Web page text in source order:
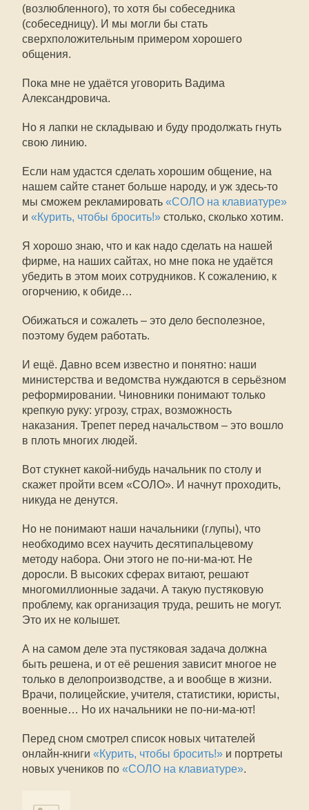
(возлюбленного), то хотя бы собеседника
(собеседницу). И мы могли бы стать
сверхположительным примером хорошего
общения.
Пока мне не удаётся уговорить Вадима
Александровича.
Но я лапки не складываю и буду продолжать гнуть
свою линию.
Если нам удастся сделать хорошим общение, на
нашем сайте станет больше народу, и уж здесь-то
мы сможем рекламировать «СОЛО на клавиатуре»
и «Курить, чтобы бросить!» столько, сколько хотим.
Я хорошо знаю, что и как надо сделать на нашей
фирме, на наших сайтах, но мне пока не удаётся
убедить в этом моих сотрудников. К сожалению, к
огорчению, к обиде…
Обижаться и сожалеть – это дело бесполезное,
поэтому будем работать.
И ещё. Давно всем известно и понятно: наши
министерства и ведомства нуждаются в серьёзном
реформировании. Чиновники понимают только
крепкую руку: угрозу, страх, возможность
наказания. Трепет перед начальством – это вошло
в плоть многих людей.
Вот стукнет какой-нибудь начальник по столу и
скажет пройти всем «СОЛО». И начнут проходить,
никуда не денутся.
Но не понимают наши начальники (глупы), что
необходимо всех научить десятипальцевому
методу набора. Они этого не по-ни-ма-ют. Не
доросли. В высоких сферах витают, решают
многомиллионные задачи. А такую пустяковую
проблему, как организация труда, решить не могут.
Это их не колышет.
А на самом деле эта пустяковая задача должна
быть решена, и от её решения зависит многое не
только в делопроизводстве, а и вообще в жизни.
Врачи, полицейские, учителя, статистики, юристы,
военные… Но их начальники не по-ни-ма-ют!
Перед сном смотрел список новых читателей
онлайн-книги «Курить, чтобы бросить!» и портреты
новых учеников по «СОЛО на клавиатуре».